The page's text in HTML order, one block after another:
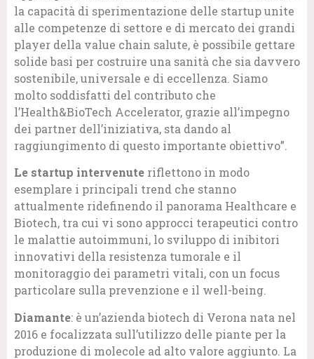
la capacità di sperimentazione delle startup unite
alle competenze di settore e di mercato dei grandi
player della value chain salute, è possibile gettare
solide basi per costruire una sanità che sia davvero
sostenibile, universale e di eccellenza. Siamo
molto soddisfatti del contributo che
l’Health&BioTech Accelerator, grazie all’impegno
dei partner dell’iniziativa, sta dando al
raggiungimento di questo importante obiettivo”.
Le startup intervenute riflettono in modo
esemplare i principali trend che stanno
attualmente ridefinendo il panorama Healthcare e
Biotech, tra cui vi sono approcci terapeutici contro
le malattie autoimmuni, lo sviluppo di inibitori
innovativi della resistenza tumorale e il
monitoraggio dei parametri vitali, con un focus
particolare sulla prevenzione e il well-being.
Diamante: è un’azienda biotech di Verona nata nel
2016 e focalizzata sull’utilizzo delle piante per la
produzione di molecole ad alto valore aggiunto. La